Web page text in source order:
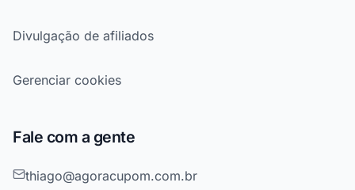
Divulgação de afiliados
Gerenciar cookies
Fale com a gente
thiago@agoracupom.com.br